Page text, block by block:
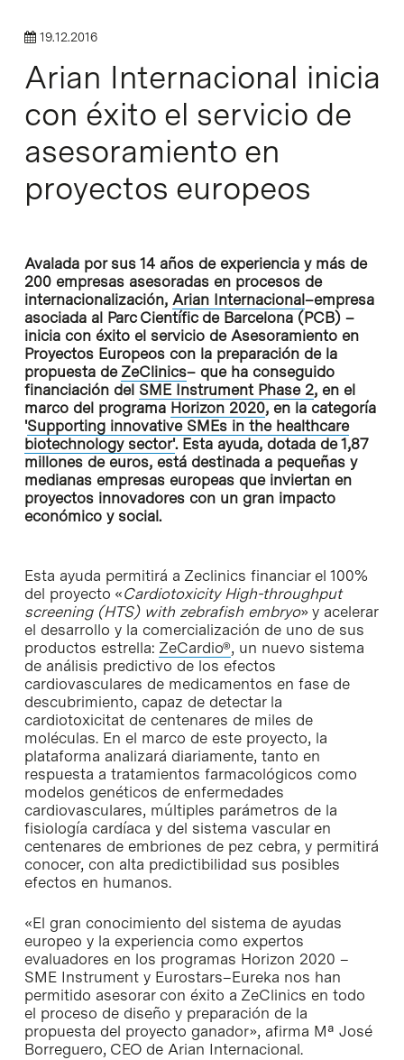
19.12.2016
Arian Internacional inicia
con éxito el servicio de
asesoramiento en
proyectos europeos
Avalada por sus 14 años de experiencia y más de
200 empresas asesoradas en procesos de
internacionalización, Arian Internacional–empresa
asociada al Parc Científic de Barcelona (PCB) –
inicia con éxito el servicio de Asesoramiento en
Proyectos Europeos con la preparación de la
propuesta de ZeClinics– que ha conseguido
financiación del SME Instrument Phase 2, en el
marco del programa Horizon 2020, en la categoría
'Supporting innovative SMEs in the healthcare
biotechnology sector'. Esta ayuda, dotada de 1,87
millones de euros, está destinada a pequeñas y
medianas empresas europeas que inviertan en
proyectos innovadores con un gran impacto
económico y social.
Esta ayuda permitirá a Zeclinics financiar el 100%
del proyecto «Cardiotoxicity High-throughput
screening (HTS) with zebrafish embryo» y acelerar
el desarrollo y la comercialización de uno de sus
productos estrella: ZeCardio®, un nuevo sistema
de análisis predictivo de los efectos
cardiovasculares de medicamentos en fase de
descubrimiento, capaz de detectar la
cardiotoxicitat de centenares de miles de
moléculas. En el marco de este proyecto, la
plataforma analizará diariamente, tanto en
respuesta a tratamientos farmacológicos como
modelos genéticos de enfermedades
cardiovasculares, múltiples parámetros de la
fisiología cardíaca y del sistema vascular en
centenares de embriones de pez cebra, y permitirá
conocer, con alta predictibilidad sus posibles
efectos en humanos.
«El gran conocimiento del sistema de ayudas
europeo y la experiencia como expertos
evaluadores en los programas Horizon 2020 –
SME Instrument y Eurostars–Eureka nos han
permitido asesorar con éxito a ZeClinics en todo
el proceso de diseño y preparación de la
propuesta del proyecto ganador», afirma Mª José
Borreguero, CEO de Arian Internacional.